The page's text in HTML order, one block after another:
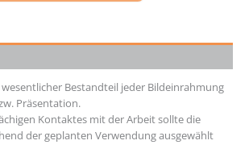
Bestandteil jeder Bildeinrahmung
Präsentation.
Kontaktes mit der Arbeit sollte die
der geplanten Verwendung ausgewählt